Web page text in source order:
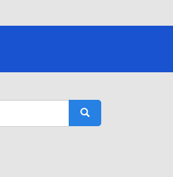
Busca